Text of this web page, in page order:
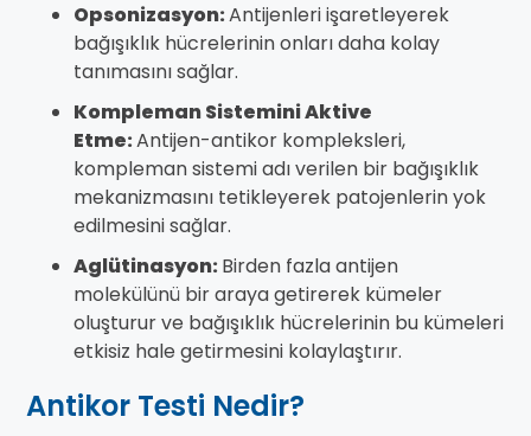
Opsonizasyon:Antijenleri işaretleyerek
bağışıklık hücrelerinin onları daha kolay
tanımasını sağlar.
Kompleman Sistemini Aktive
Etme:Antijen-antikor kompleksleri,
kompleman sistemi adı verilen bir bağışıklık
mekanizmasını tetikleyerek patojenlerin yok
edilmesini sağlar.
Aglütinasyon:Birden fazla antijen
molekülünü bir araya getirerek kümeler
oluşturur ve bağışıklık hücrelerinin bu kümeleri
etkisiz hale getirmesini kolaylaştırır.
Antikor Testi Nedir?